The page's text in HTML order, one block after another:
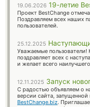
19.06.2026 19-летие
Проект BestChange
Поздравляем всех наших
пользователей.
25.12.2025
Уважаемые пользователи!
поздравляет всех с
и желает всего
12.11.2025 Запуск
С радостью объявляем о
версии сайта, запущенной
BestChange.biz.